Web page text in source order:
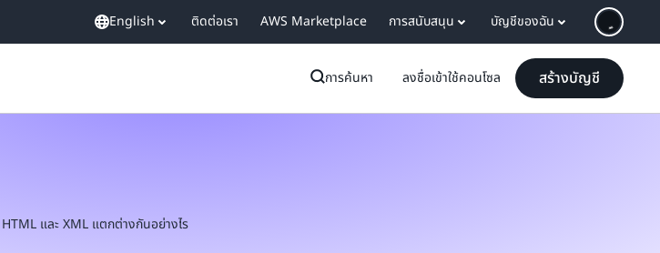
English ติดต่อเรา AWS Marketplace การสนับสนุน บัญชีของฉัน
การค้นหา ลงชื่อเข้าใช้คอนโซล สร้างบัญชี
HTML และ XML แตกต่างกันอย่างไร